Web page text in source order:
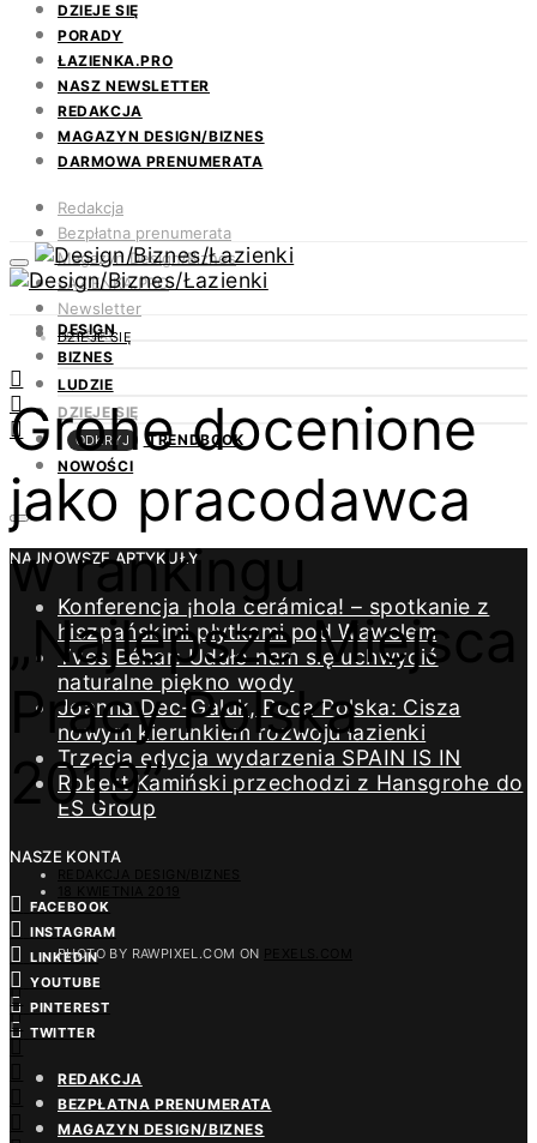
DZIEJE SIĘ
PORADY
ŁAZIENKA.PRO
NASZ NEWSLETTER
REDAKCJA
MAGAZYN DESIGN/BIZNES
DARMOWA PRENUMERATA
Redakcja
Bezpłatna prenumerata
Magazyn Design/Biznes
ŁAZIENKA.PRO
Newsletter
Kontakt
DESIGN
BIZNES
LUDZIE
DZIEJE SIĘ
ODKRYJ
TRENDBOOK
NOWOŚCI
NAJNOWSZE ARTYKUŁY
Konferencja ¡hola cerámica! – spotkanie z
hiszpańskimi płytkami pod Wawelem
Yves Béhar: Udało nam się uchwycić
naturalne piękno wody
Joanna Dec-Galuk, Roca Polska: Cisza
nowym kierunkiem rozwoju łazienki
Trzecia edycja wydarzenia SPAIN IS IN
Robert Kamiński przechodzi z Hansgrohe do
ES Group
NASZE KONTA
FACEBOOK
INSTAGRAM
LINKEDIN
YOUTUBE
PINTEREST
TWITTER
REDAKCJA
BEZPŁATNA PRENUMERATA
MAGAZYN DESIGN/BIZNES
DZIEJE SIĘ
Grohe docenione
jako pracodawca
w rankingu
„Najlepsze Miejsca
Pracy Polska
2019”
PHOTO BY RAWPIXEL.COM ON